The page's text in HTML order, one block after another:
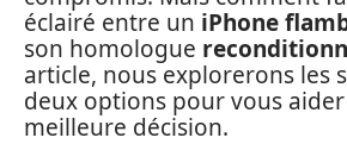
éclairé entre un iPhone
son homologue
article, nous explorerons les
deux options pour vous
meilleure décision.